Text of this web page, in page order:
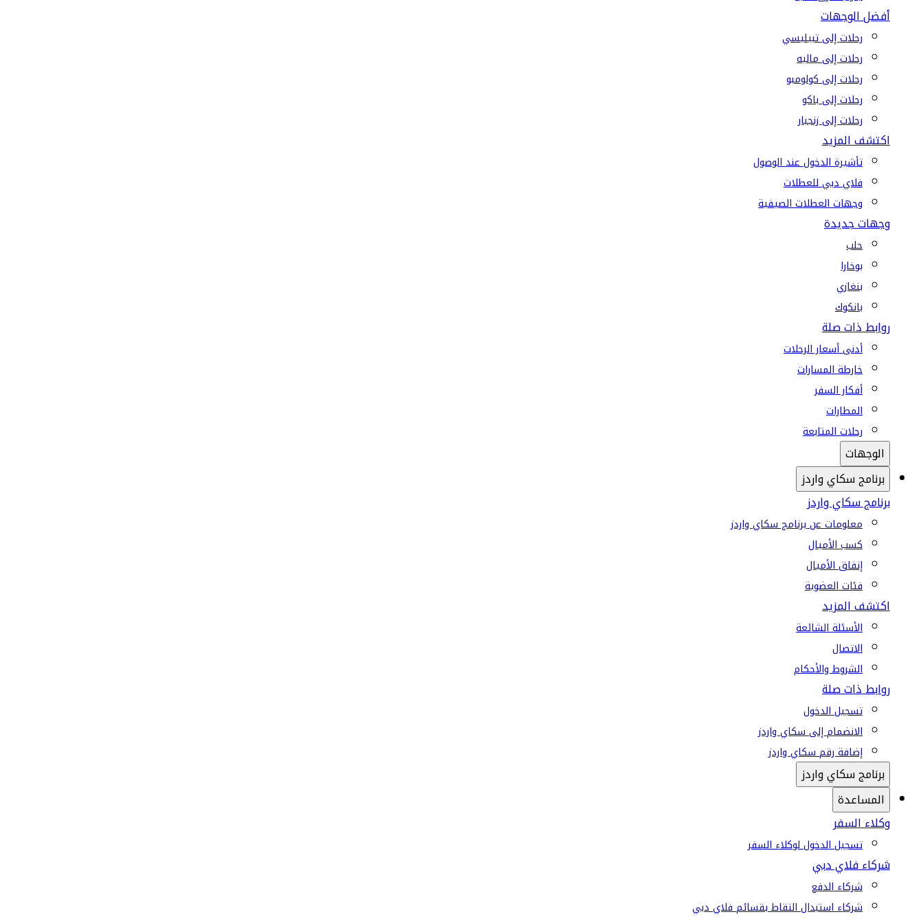
أفضل الوجهات
رحلات إلى تبيليسي
رحلات إلى ماليه
رحلات إلى كولومبو
رحلات إلى باكو
رحلات إلى زنجبار
اكتشف المزيد
تأشيرة الدخول عند الوصول
فلاي دبي للعطلات
وجهات العطلات الصيفية
وجهات جديدة
حلب
بوخارا
بنغازي
بانكوك
روابط ذات صلة
أدنى أسعار الرحلات
خارطة المسارات
أفكار السفر
المطارات
رحلات المتابعة
الوجهات
برنامج سكاي واردز
برنامج سكاي واردز
معلومات عن برنامج سكاي واردز
كسب الأميال
إنفاق الأميال
فئات العضوية
اكتشف المزيد
الأسئلة الشائعة
الاتصال
الشروط والأحكام
روابط ذات صلة
تسجيل الدخول
الانضمام إلى سكاي واردز
إضافة رقم سكاي واردز
برنامج سكاي واردز
المساعدة
وكلاء السفر
تسجيل الدخول لوكلاء السفر
شركاء فلاي دبي
شركاء الدفع
شركاء استبدال النقاط بقسائم فلاي دبي